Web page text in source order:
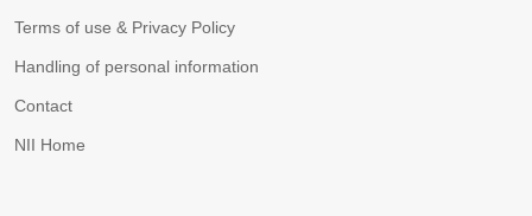
Terms of use & Privacy Policy
Handling of personal information
Contact
NII Home